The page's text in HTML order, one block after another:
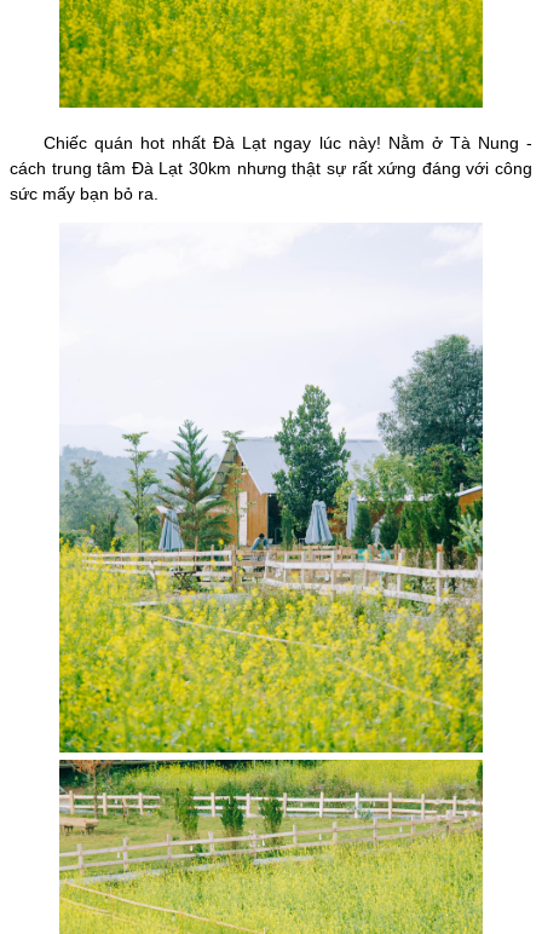
Chiếc quán hot nhất Đà Lạt ngay lúc này! Nằm ở Tà Nung -
cách trung tâm Đà Lạt 30km nhưng thật sự rất xứng đáng với công
sức mấy bạn bỏ ra.